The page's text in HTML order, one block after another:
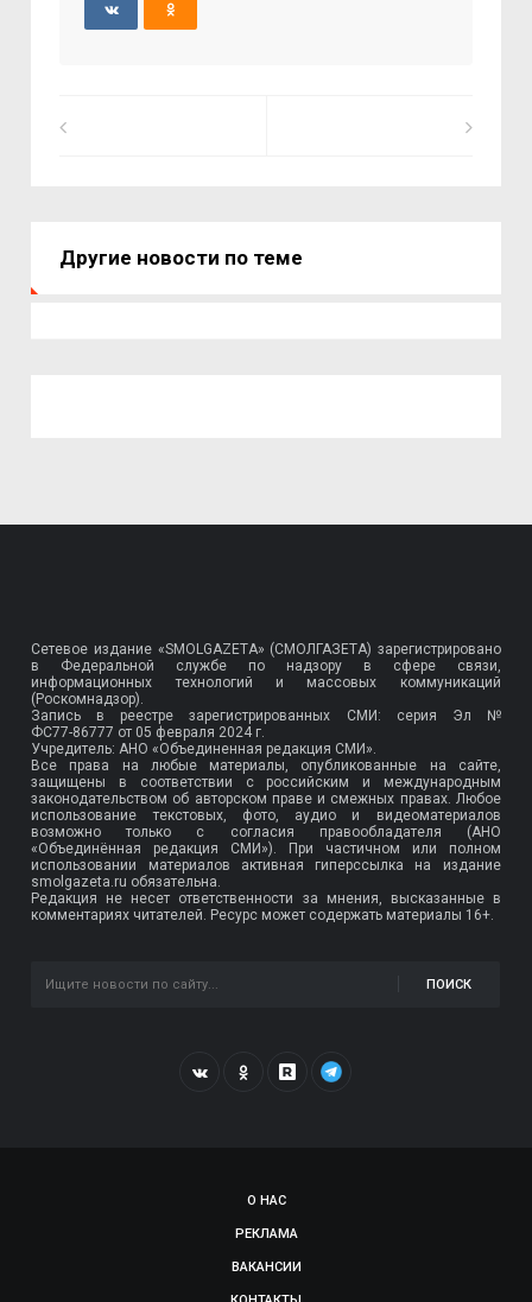
Другие новости по теме
Сетевое издание «SMOLGAZETA» (СМОЛГАЗЕТА) зарегистрировано
в Федеральной службе по надзору в сфере связи,
информационных технологий и массовых коммуникаций
(Роскомнадзор).
Запись в реестре зарегистрированных СМИ: серия Эл №
ФС77-86777 от 05 февраля 2024 г.
Учредитель: АНО «Объединенная редакция СМИ».
Все права на любые материалы, опубликованные на сайте,
защищены в соответствии с российским и международным
законодательством об авторском праве и смежных правах. Любое
использование текстовых, фото, аудио и видеоматериалов
возможно только с согласия правообладателя (АНО
«Объединённая редакция СМИ»). При частичном или полном
использовании материалов активная гиперссылка на издание
smolgazeta.ru обязательна.
Редакция не несет ответственности за мнения, высказанные в
комментариях читателей. Ресурс может содержать материалы 16+.
ПОИСК
О НАС
РЕКЛАМА
ВАКАНСИИ